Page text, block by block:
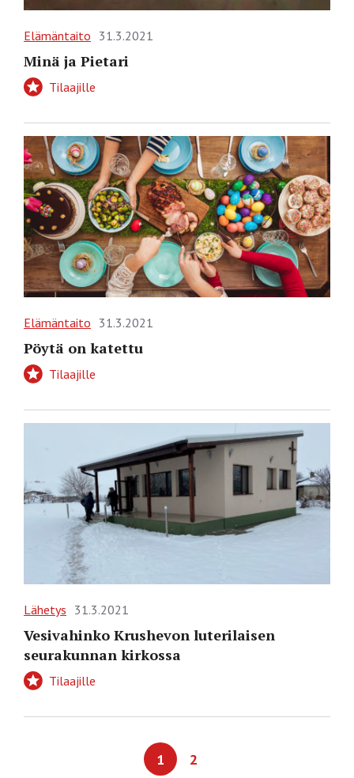
Elämäntaito 31.3.2021
Minä ja Pietari
Tilaajille
Elämäntaito 31.3.2021
Pöytä on katettu
Tilaajille
Lähetys 31.3.2021
Vesivahinko Krushevon luterilaisen
seurakunnan kirkossa
Tilaajille
1 2